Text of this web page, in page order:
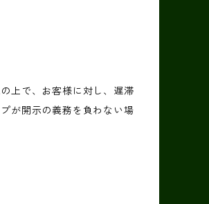
上で、お客様に対し、遅滞
が開示の義務を負わない場